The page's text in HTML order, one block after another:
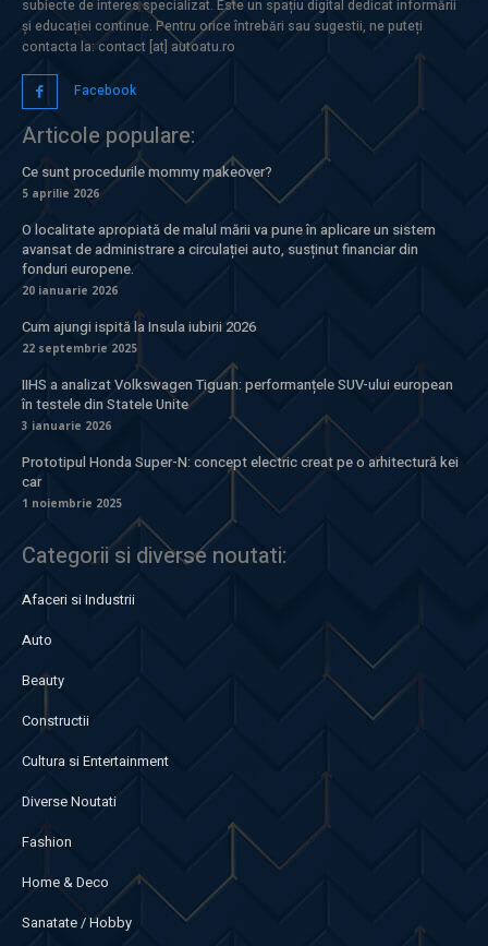
subiecte de interes specializat. Este un spațiu digital dedicat informării
și educației continue. Pentru orice întrebări sau sugestii, ne puteți
contacta la: contact [at] autoatu.ro
Facebook
Articole populare:
Ce sunt procedurile mommy makeover?
5 aprilie 2026
O localitate apropiată de malul mării va pune în aplicare un sistem
avansat de administrare a circulației auto, susținut financiar din
fonduri europene.
20 ianuarie 2026
Cum ajungi ispită la Insula iubirii 2026
22 septembrie 2025
IIHS a analizat Volkswagen Tiguan: performanțele SUV-ului european
în testele din Statele Unite
3 ianuarie 2026
Prototipul Honda Super-N: concept electric creat pe o arhitectură kei
car
1 noiembrie 2025
Categorii si diverse noutati:
Afaceri si Industrii
Auto
Beauty
Constructii
Cultura si Entertainment
Diverse Noutati
Fashion
Home & Deco
Sanatate / Hobby